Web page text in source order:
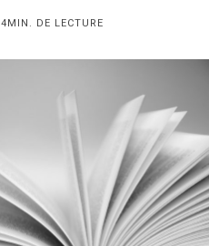
4MIN. DE LECTURE